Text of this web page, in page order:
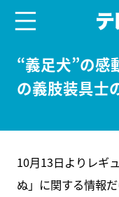
“義足犬”の感
の義肢装具士
10月13日よりレギ
ぬ」に関する情報